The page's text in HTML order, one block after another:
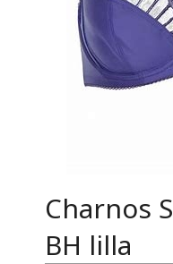
Charnos
BH lilla